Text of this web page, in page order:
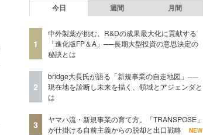
今日 週間 月間
1
中外製薬が挑む、R&Dの成果最大化に貢献する
「進化版FP＆A」──長期大型投資の意思決定の
秘訣とは
2
bridge大長氏が語る「新規事業の自走地図」──
現在地を診断し未来を描く、領域とアジェンダと
は
3
ヤマハ流・新規事業の育て方。「TRANSPOSE」
が仕掛ける自前主義からの脱却と出口戦略
NEW